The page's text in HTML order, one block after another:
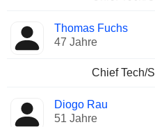
Thomas Fuchs
47 Jahre
Chief Tech/
Diogo Rau
51 Jahre